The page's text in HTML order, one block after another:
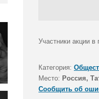
Участники акции
Категория:
Место: Россия,
Сообщить об